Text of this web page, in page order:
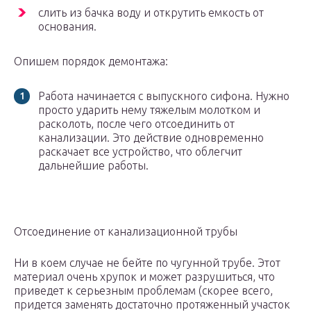
слить из бачка воду и открутить емкость от
основания.
Опишем порядок демонтажа:
Работа начинается с выпускного сифона. Нужно
просто ударить нему тяжелым молотком и
расколоть, после чего отсоединить от
канализации. Это действие одновременно
раскачает все устройство, что облегчит
дальнейшие работы.
Отсоединение от канализационной трубы
Ни в коем случае не бейте по чугунной трубе. Этот
материал очень хрупок и может разрушиться, что
приведет к серьезным проблемам (скорее всего,
придется заменять достаточно протяженный участок